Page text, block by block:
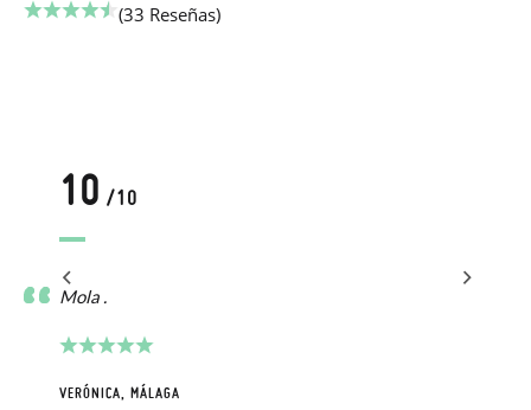
(33 Reseñas)
10 /10
Mola .
VERÓNICA, MÁLAGA